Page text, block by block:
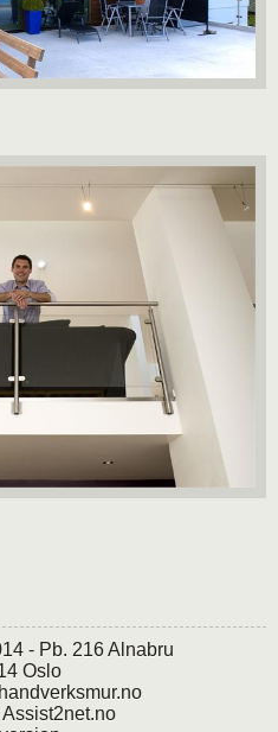
- Pb. 216 Alnabru
Oslo
Assist2net.no